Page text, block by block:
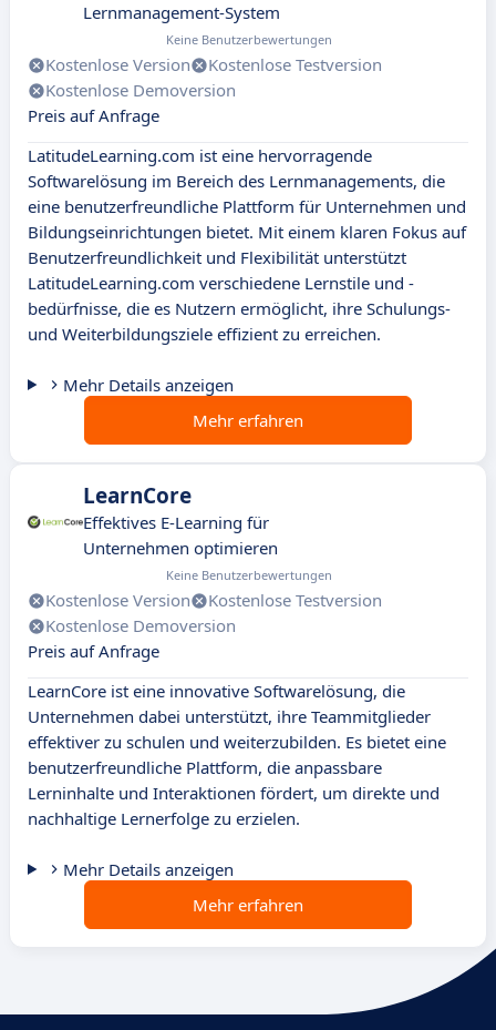
Lernmanagement-System
Keine Benutzerbewertungen
Kostenlose Version
Kostenlose Testversion
Kostenlose Demoversion
Preis auf Anfrage
LatitudeLearning.com ist eine hervorragende
Softwarelösung im Bereich des Lernmanagements, die
eine benutzerfreundliche Plattform für Unternehmen und
Bildungseinrichtungen bietet. Mit einem klaren Fokus auf
Benutzerfreundlichkeit und Flexibilität unterstützt
LatitudeLearning.com verschiedene Lernstile und -
bedürfnisse, die es Nutzern ermöglicht, ihre Schulungs-
und Weiterbildungsziele effizient zu erreichen.
Mehr Details anzeigen
Mehr erfahren
LearnCore
Effektives E-Learning für
Unternehmen optimieren
Keine Benutzerbewertungen
Kostenlose Version
Kostenlose Testversion
Kostenlose Demoversion
Preis auf Anfrage
LearnCore ist eine innovative Softwarelösung, die
Unternehmen dabei unterstützt, ihre Teammitglieder
effektiver zu schulen und weiterzubilden. Es bietet eine
benutzerfreundliche Plattform, die anpassbare
Lerninhalte und Interaktionen fördert, um direkte und
nachhaltige Lernerfolge zu erzielen.
Mehr Details anzeigen
Mehr erfahren